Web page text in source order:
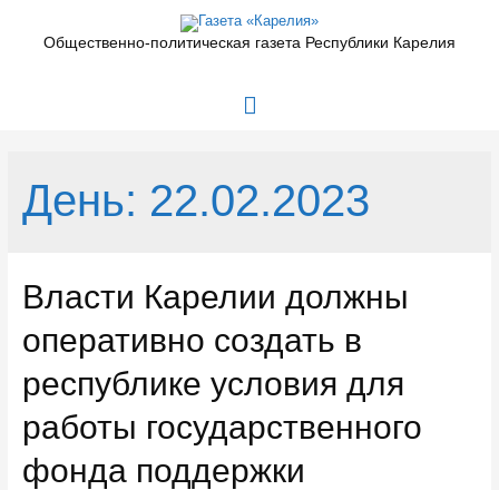
содержимомуОбщественно-политическая газета Республики Карелия
Главное
День: 22.02.2023
Власти Карелии должны
оперативно создать в
республике условия для
работы государственного
фонда поддержки